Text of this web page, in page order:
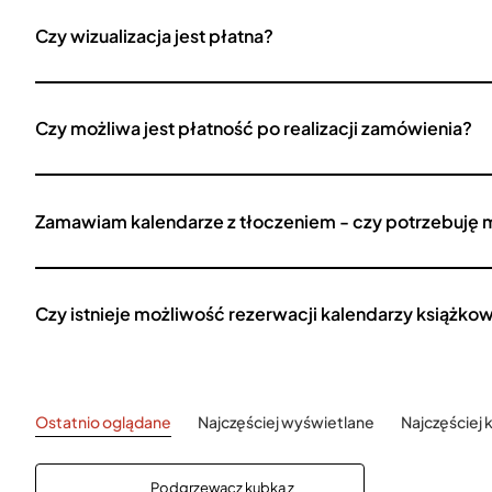
Czy wizualizacja jest płatna?
Czy możliwa jest płatność po realizacji zamówienia?
Zamawiam kalendarze z tłoczeniem - czy potrzebuję
Czy istnieje możliwość rezerwacji kalendarzy
Ostatnio oglądane Najczęściej wyświetlane Najczęściej
Podgrzewacz kubka z